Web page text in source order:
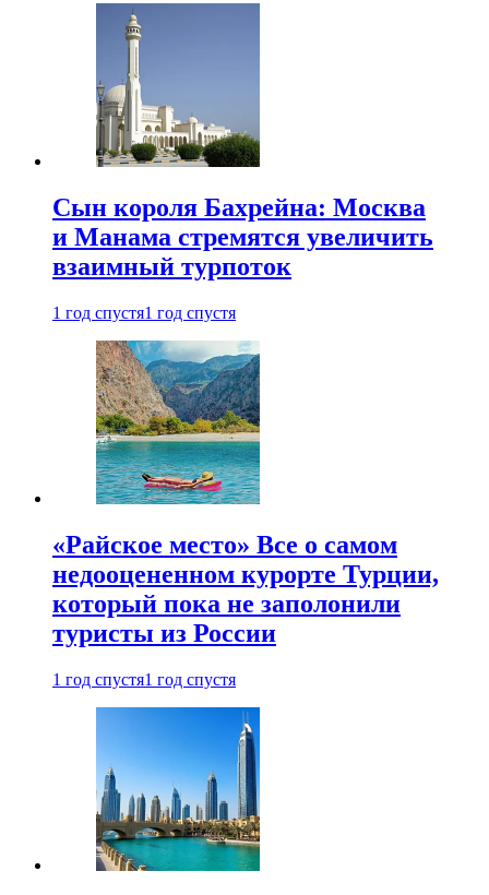
Сын короля Бахрейна: Москва
и Манама стремятся увеличить
взаимный турпоток
1 год спустя1 год спустя
«Райское место» Все о самом
недооцененном курорте Турции,
который пока не заполонили
туристы из России
1 год спустя1 год спустя